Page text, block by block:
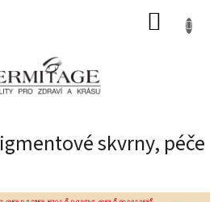
skvrny, péče